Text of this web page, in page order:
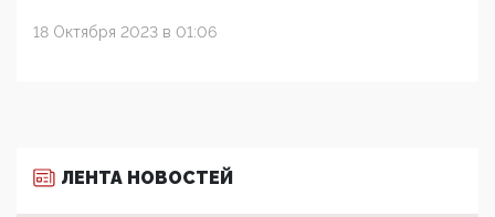
18 Октября 2023 в 01:06
ЛЕНТА НОВОСТЕЙ